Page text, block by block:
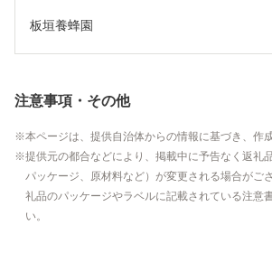
板垣養蜂園
注意事項・その他
本ページは、提供自治体からの情報に基づき、作
提供元の都合などにより、掲載中に予告なく返礼
パッケージ、原材料など）が変更される場合がご
礼品のパッケージやラベルに記載されている注意
い。